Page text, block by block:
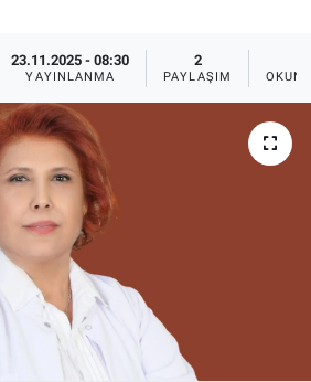
23.11.2025 - 08:30
YAYINLANMA
2
PAYLAŞIM